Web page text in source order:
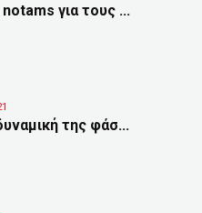
για τους ...
της φάσ...